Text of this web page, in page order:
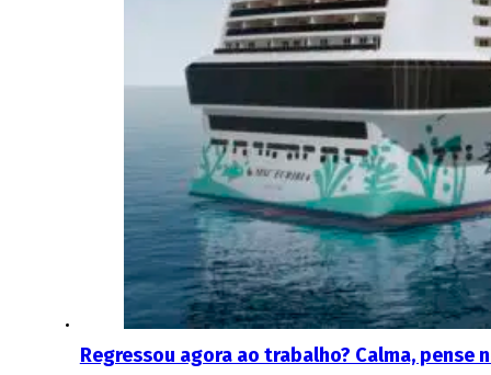
Regressou agora ao trabalho? Calma, pense